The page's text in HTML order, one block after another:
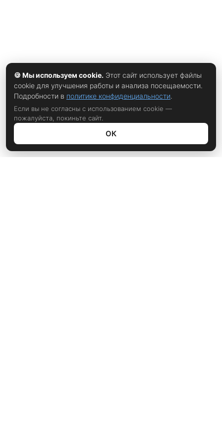
🍪 Мы используем cookie. Этот сайт использует файлы
cookie для улучшения работы и анализа посещаемости.
Подробности в политике конфиденциальности.
Если вы не согласны с использованием cookie —
пожалуйста, покиньте сайт.
ОК